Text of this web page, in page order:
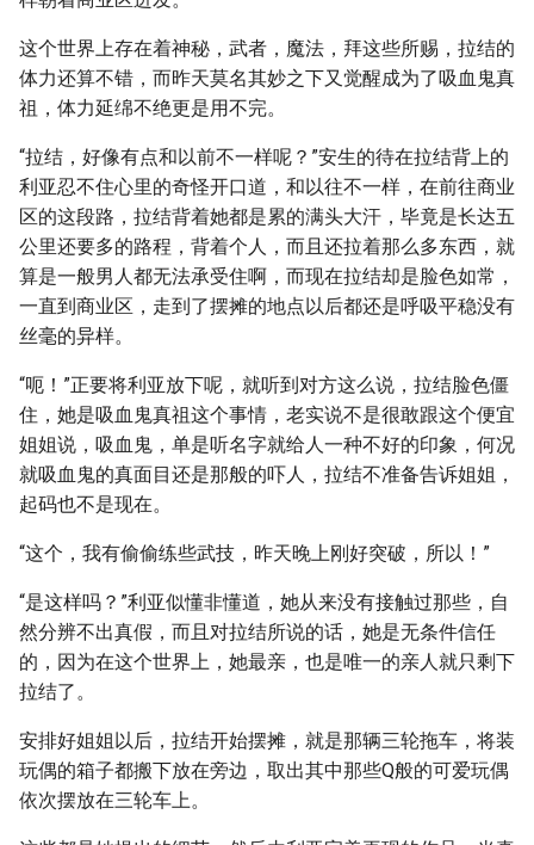
这个世界上存在着神秘，武者，魔法，拜这些所赐，拉结的
体力还算不错，而昨天莫名其妙之下又觉醒成为了吸血鬼真
祖，体力延绵不绝更是用不完。
“拉结，好像有点和以前不一样呢？”安生的待在拉结背上的
利亚忍不住心里的奇怪开口道，和以往不一样，在前往商业
区的这段路，拉结背着她都是累的满头大汗，毕竟是长达五
公里还要多的路程，背着个人，而且还拉着那么多东西，就
算是一般男人都无法承受住啊，而现在拉结却是脸色如常，
一直到商业区，走到了摆摊的地点以后都还是呼吸平稳没有
丝毫的异样。
“呃！”正要将利亚放下呢，就听到对方这么说，拉结脸色僵
住，她是吸血鬼真祖这个事情，老实说不是很敢跟这个便宜
姐姐说，吸血鬼，单是听名字就给人一种不好的印象，何况
就吸血鬼的真面目还是那般的吓人，拉结不准备告诉姐姐，
起码也不是现在。
“这个，我有偷偷练些武技，昨天晚上刚好突破，所以！”
“是这样吗？”利亚似懂非懂道，她从来没有接触过那些，自
然分辨不出真假，而且对拉结所说的话，她是无条件信任
的，因为在这个世界上，她最亲，也是唯一的亲人就只剩下
拉结了。
安排好姐姐以后，拉结开始摆摊，就是那辆三轮拖车，将装
玩偶的箱子都搬下放在旁边，取出其中那些Q般的可爱玩偶
依次摆放在三轮车上。